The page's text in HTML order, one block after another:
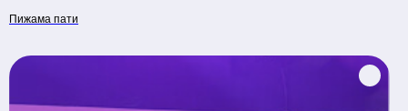
Пижама пати
СОЗДАЕМ ЯРКОЕ ШОУ НА ВАШЕМ ПРАЗДНИКЕ